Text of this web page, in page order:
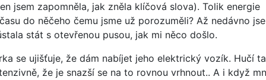
jsem zapomněla, jak zněla klíčová slova). Tolik energie
do něčeho čemu jsme už porozuměli? Až nedávno
stát s otevřenou pusou, jak mi něco došlo.
se ujišťuje, že dám nabíjet jeho elektrický vozík. Hučí
že je snazší se na to rovnou vrhnout.. A i když